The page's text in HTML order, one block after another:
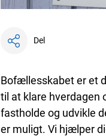
Del
Bofællesskabet er et
til at klare hverdagen
fastholde og udvikle
er muligt. Vi hjælper